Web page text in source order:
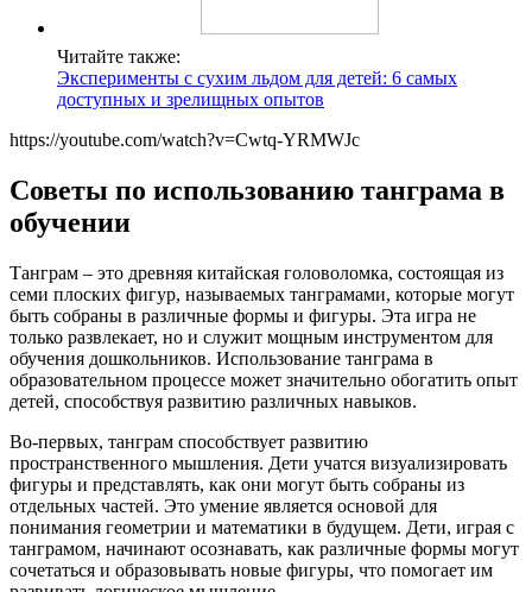
Читайте также:
Эксперименты с сухим льдом для детей: 6 самых
доступных и зрелищных опытов
https://youtube.com/watch?v=Cwtq-YRMWJc
Советы по использованию танграма в
обучении
Танграм – это древняя китайская головоломка, состоящая из
семи плоских фигур, называемых танграмами, которые могут
быть собраны в различные формы и фигуры. Эта игра не
только развлекает, но и служит мощным инструментом для
обучения дошкольников. Использование танграма в
образовательном процессе может значительно обогатить опыт
детей, способствуя развитию различных навыков.
Во-первых, танграм способствует развитию
пространственного мышления. Дети учатся визуализировать
фигуры и представлять, как они могут быть собраны из
отдельных частей. Это умение является основой для
понимания геометрии и математики в будущем. Дети, играя с
танграмом, начинают осознавать, как различные формы могут
сочетаться и образовывать новые фигуры, что помогает им